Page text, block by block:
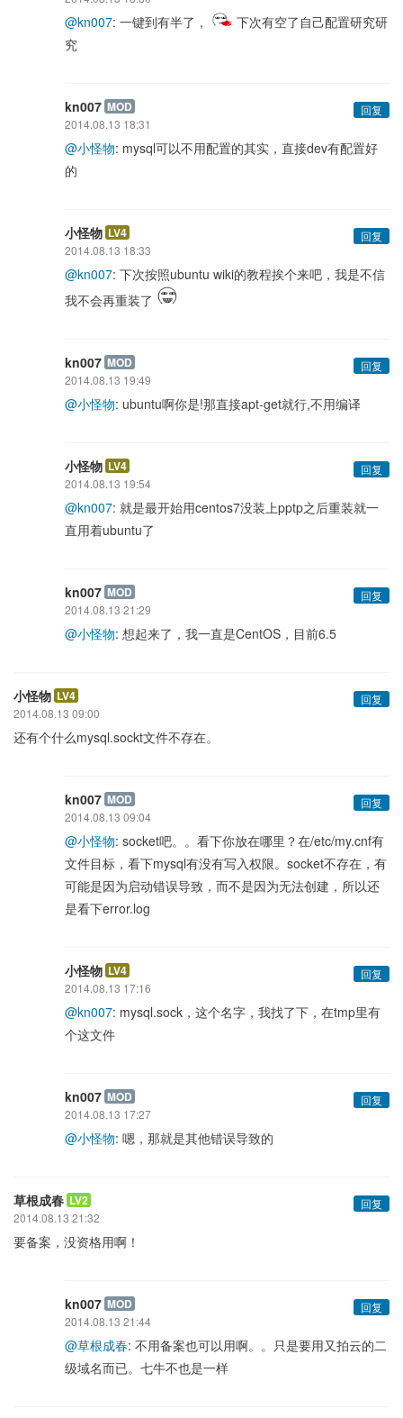
@kn007: 一键到有半了，
下次有空了自己配置研究研
究
kn007 MOD
回复
2014.08.13 18:31
@小怪物: mysql可以不用配置的其实，直接dev有配置好
的
小怪物 LV4
回复
2014.08.13 18:33
@kn007: 下次按照ubuntu wiki的教程挨个来吧，我是不信
我不会再重装了
kn007 MOD
回复
2014.08.13 19:49
@小怪物: ubuntu啊你是!那直接apt-get就行,不用编译
小怪物 LV4
回复
2014.08.13 19:54
@kn007: 就是最开始用centos7没装上pptp之后重装就一
直用着ubuntu了
kn007 MOD
回复
2014.08.13 21:29
@小怪物: 想起来了，我一直是CentOS，目前6.5
小怪物 LV4
回复
2014.08.13 09:00
还有个什么mysql.sockt文件不存在。
kn007 MOD
回复
2014.08.13 09:04
@小怪物: socket吧。。看下你放在哪里？在/etc/my.cnf有
文件目标，看下mysql有没有写入权限。socket不存在，有
可能是因为启动错误导致，而不是因为无法创建，所以还
是看下error.log
小怪物 LV4
回复
2014.08.13 17:16
@kn007: mysql.sock，这个名字，我找了下，在tmp里有
个这文件
kn007 MOD
回复
2014.08.13 17:27
@小怪物: 嗯，那就是其他错误导致的
草根成春 LV2
回复
2014.08.13 21:32
要备案，没资格用啊！
kn007 MOD
回复
2014.08.13 21:44
@草根成春: 不用备案也可以用啊。。只是要用又拍云的二
级域名而已。七牛不也是一样